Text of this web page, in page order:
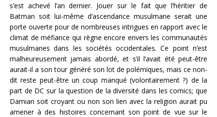
s’est achevé l’an dernier. Jouer sur le fait que l’héritier de
Batman soit lui-même d’ascendance musulmane serait une
porte ouverte pour de nombreuses intrigues en rapport avec le
climat de méfiance qui règne encore envers les communautés
musulmanes dans les sociétés occidentales. Ce point n’est
malheureusement jamais abordé, et s’il l’avait été peut-être
aurait-il a son tour généré son lot de polémiques, mais ce non-
dit reste peut-être un coup manqué (volontairement ?) de la
part de DC sur la question de la diversité dans les comics; que
Damian soit croyant ou non son lien avec la religion aurait pu
amener à des histoires concernant son point de vue sur le